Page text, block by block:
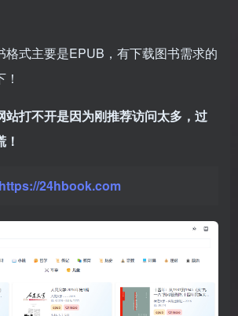
格式主要是EPUB，有下载图书需求的
站打不开是因为刚推荐访问太多，过
https://24hbook.com